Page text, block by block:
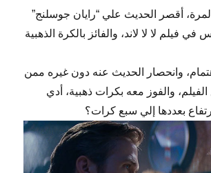
أقصر الحديث علي “رايان جوسلنج”
في فيلم لا لا لاند، والفائز بالكرة الذهبية
وانحصار الحديث عنه دون غيره ممن
والفوز معه بكرات ذهبية، أدي
بعددها إلي سبع كرات؟